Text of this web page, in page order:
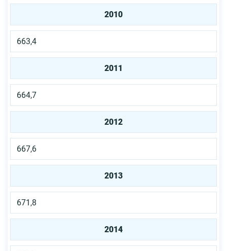
2010
663,4
2011
664,7
2012
667,6
2013
671,8
2014